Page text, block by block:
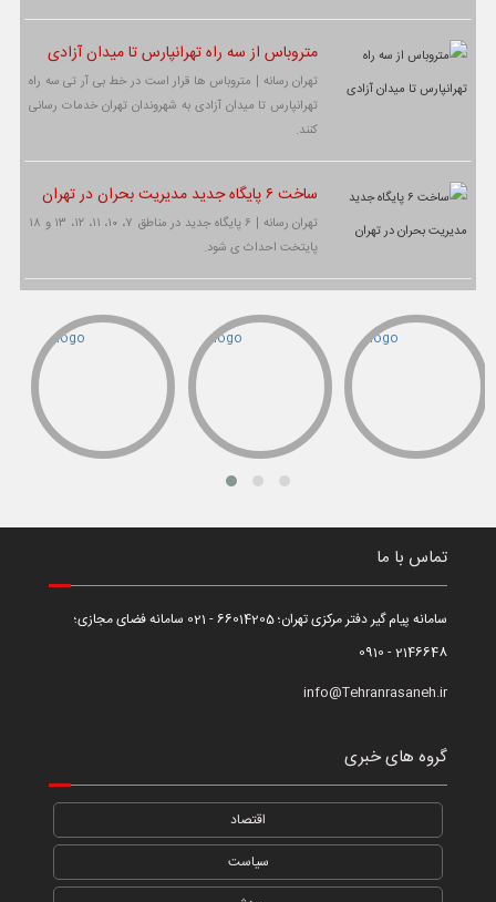
متروباس از سه راه تهرانپارس تا میدان آزادی
تهران رسانه | متروباس ها قرار است در خط بی آر تی سه راه
تهرانپارس تا میدان آزادی به شهروندان تهران خدمات رسانی
کنند.
ساخت ۶ پایگاه جدید مدیریت بحران در تهران
تهران رسانه | ۶ پایگاه جدید در مناطق ۷، ۱۰، ۱۱، ۱۲، ۱۳ و ۱۸
پایتخت احداث ی شود.
تماس با ما
سامانه پیام گیر دفتر مرکزی تهران؛ 66014205 - 021 سامانه فضای مجازی؛
2146648 - 0910
info@Tehranrasaneh.ir
گروه های خبری
اقتصاد
سیاست